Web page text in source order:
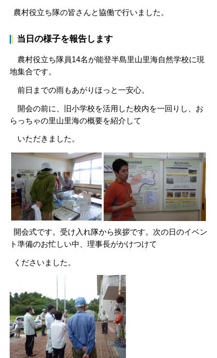
農村役立ち隊の皆さんと協働で行いました。
当日の様子を報告します
農村役立ち隊員14名が能登半島里山里海自然学校に現
地集合です。
前日までの雨もあがりほっと一安心。
開会の前に、旧小学校を活用した校内を一回りし、お
らっちゃの里山里海の概要を紹介して
いただきました。
開会式です。受け入れ隊から挨拶です。次の日のイベン
ト準備のお忙しい中、理事長がかけつけて
くださいました。